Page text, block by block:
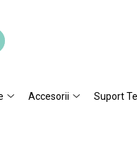
Accesorii Suport